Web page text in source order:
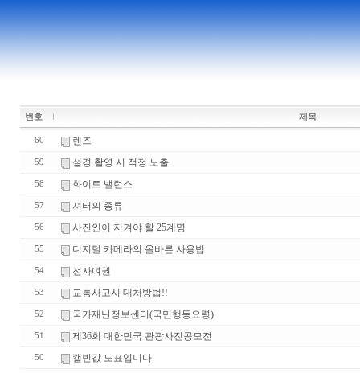
번호 제목
60 렌즈
59 설경 촬영 시 적정 노출
58 화이트 밸런스
57 셔터의 종류
56 사진인이 지켜야 할 25계명
55 디지털 카메라의 올바른 사용법
54 전자여권
53 교통사고시 대처방법!!
52 국가재난정보센터(국민행동요령)
51 제36회 대한민국 관광사진공모전
50 캘빈값 도표입니다.